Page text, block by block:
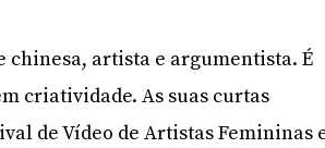
chinesa, artista e argumentista. É
criatividade. As suas curtas
de Vídeo de Artistas Femininas